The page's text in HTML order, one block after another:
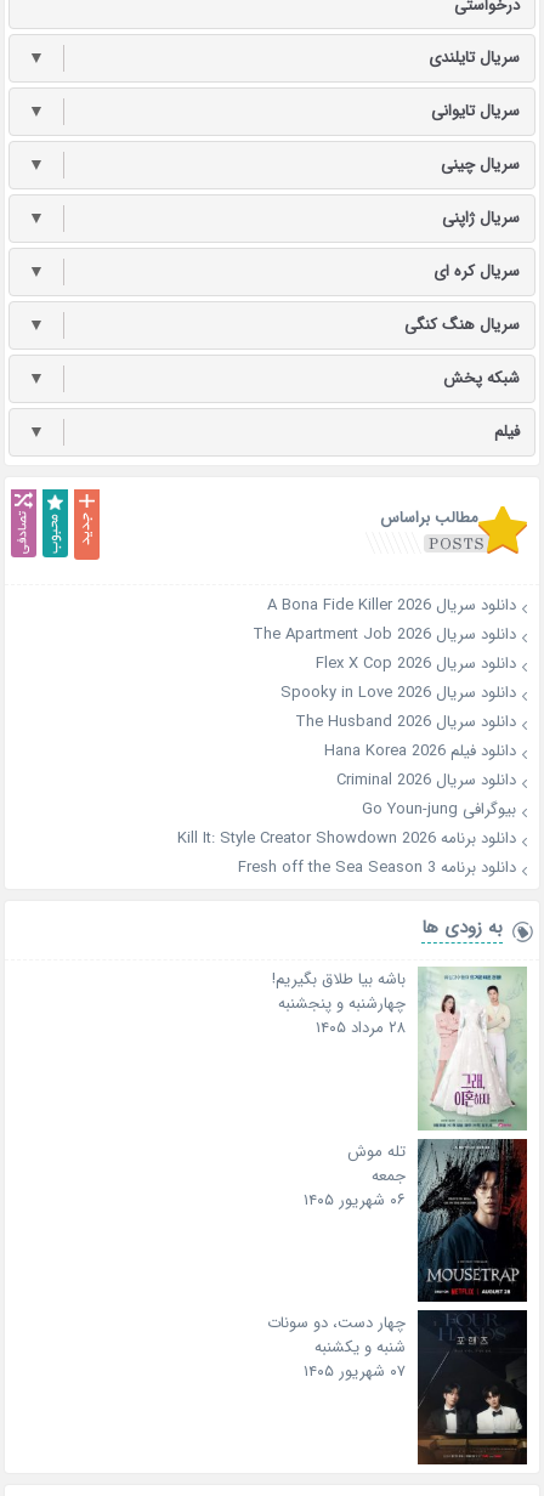
درخواستی
سریال تایلندی ▼
سریال تایوانی ▼
سریال چینی ▼
سریال ژاپنی ▼
سریال کره ای ▼
سریال هنگ کنگی ▼
شبکه پخش ▼
فیلم ▼
مطالب براساس
دانلود سریال A Bona Fide Killer 2026
دانلود سریال The Apartment Job 2026
دانلود سریال Flex X Cop 2026
دانلود سریال Spooky in Love 2026
دانلود سریال The Husband 2026
دانلود فیلم Hana Korea 2026
دانلود سریال Criminal 2026
بیوگرافی Go Youn-jung
دانلود برنامه Kill It: Style Creator Showdown 2026
دانلود برنامه Fresh off the Sea Season 3
به زودی ها
باشه بیا طلاق بگیریم!
چهارشنبه و پنجشنبه
۲۸ مرداد ۱۴۰۵
تله موش
جمعه
۰۶ شهریور ۱۴۰۵
چهار دست، دو سونات
شنبه و یکشنبه
۰۷ شهریور ۱۴۰۵